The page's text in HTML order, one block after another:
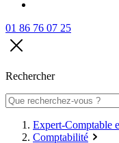
01 86 76 07 25
Rechercher
Expert-Comptable
Comptabilité